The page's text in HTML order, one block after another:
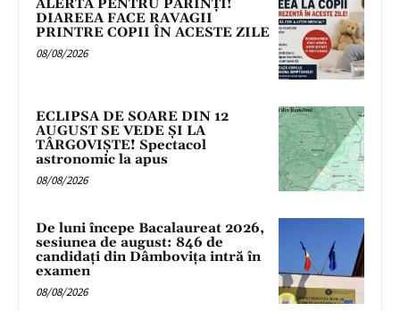
ALERTĂ PENTRU PĂRINȚI!
DIAREEA FACE RAVAGII
PRINTRE COPII ÎN ACESTE ZILE
08/08/2026
ECLIPSA DE SOARE DIN 12
AUGUST SE VEDE ȘI LA
TÂRGOVIȘTE! Spectacol
astronomic la apus
08/08/2026
De luni începe Bacalaureat 2026,
sesiunea de august: 846 de
candidați din Dâmbovița intră în
examen
08/08/2026